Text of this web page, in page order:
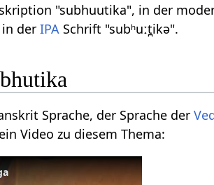
"subhuutika", in der
in derIPA Schrift "subʰuːt̪ikə".
Sprache, der Sprache der
Video zu diesem Thema: